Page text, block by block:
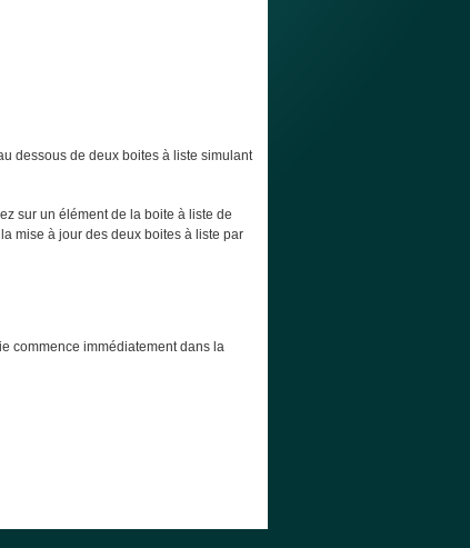
dessous de deux boites à liste simulant
sur un élément de la boite à liste de
mise à jour des deux boites à liste par
commence immédiatement dans la